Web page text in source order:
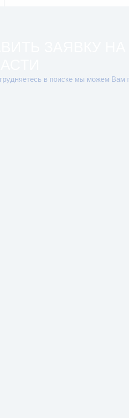
в поиске мы можем Вам